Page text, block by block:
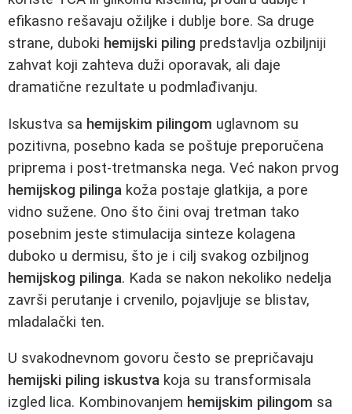
efikasno rešavaju ožiljke i dublje bore. Sa druge
strane, duboki hemijski piling predstavlja ozbiljniji
zahvat koji zahteva duži oporavak, ali daje
dramatične rezultate u podmlađivanju.
Iskustva sa hemijskim pilingom uglavnom su
pozitivna, posebno kada se poštuje preporučena
priprema i post-tretmanska nega. Već nakon prvog
hemijskog pilinga koža postaje glatkija, a pore
vidno sužene. Ono što čini ovaj tretman tako
posebnim jeste stimulacija sinteze kolagena
duboko u dermisu, što je i cilj svakog ozbiljnog
hemijskog pilinga. Kada se nakon nekoliko nedelja
završi perutanje i crvenilo, pojavljuje se blistav,
mladalački ten.
U svakodnevnom govoru često se prepričavaju
hemijski piling iskustva koja su transformisala
izgled lica. Kombinovanjem hemijskim pilingom sa